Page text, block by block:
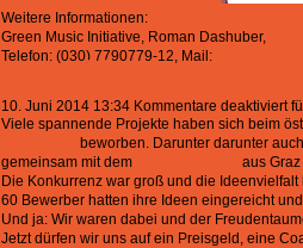
Weitere Informationen:
Green Music Initiative, Roman Dashuber,
Telefon: (030) 7790779-12, Mail:
Green Club Index unter
10. Juni 2014 13:34 Kommentare deaktiviert
Viele spannende Projekte haben sich beim
beworben. Darunter darunter
gemeinsam mit dem
aus
Die Konkurrenz war groß und die
60 Bewerber hatten ihre Ideen eingereicht
Und ja: Wir waren dabei und der
Jetzt dürfen wir uns auf ein Preisgeld, eine